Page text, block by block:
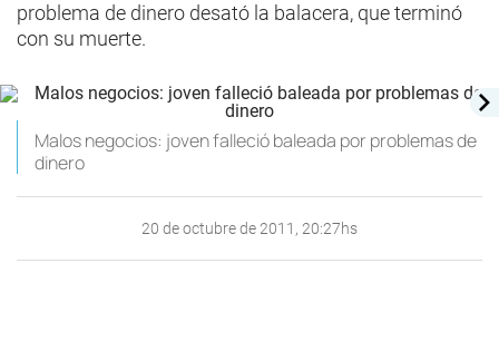
problema de dinero desató la balacera, que terminó
con su muerte.
Malos negocios: joven falleció baleada por problemas de
dinero
20 de octubre de 2011, 20:27hs